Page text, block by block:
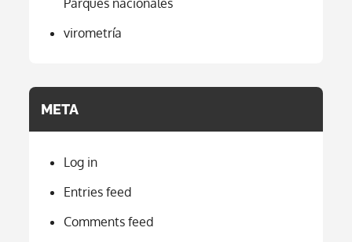
virometría
META
Log in
Entries feed
Comments feed